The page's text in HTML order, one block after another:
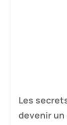
Les
devenir